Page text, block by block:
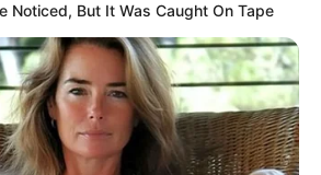
Noticed, But It Was Caught On Tape